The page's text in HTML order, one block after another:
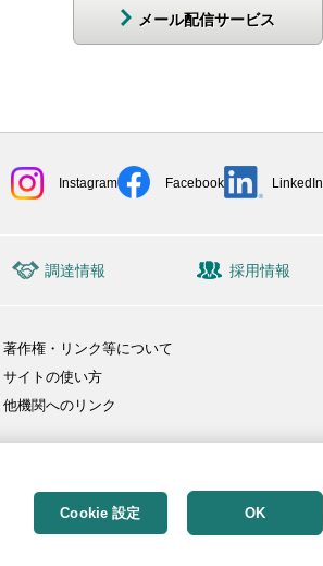
メール配信サービス
Instagram Facebook LinkedIn
調達情報 採用情報
著作権・リンク等について
サイトの使い方
他機関へのリンク
Cookie 設定 OK